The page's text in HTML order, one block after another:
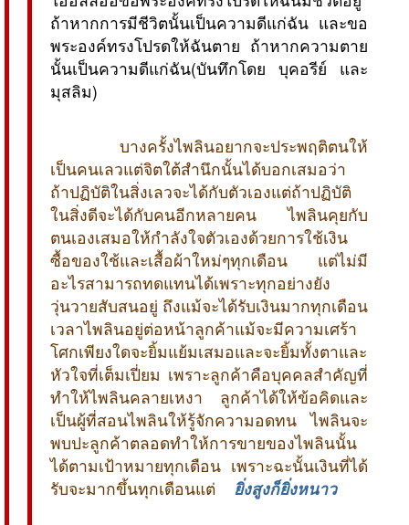
ถ้าหากการมีชีวิตนั้นเป็นความดีแก่ฉัน และขอ
พระองค์ทรงโปรดให้ฉันตาย ถ้าหากความตาย
นั้นเป็นความดีแก่ฉัน(บันทึกโดย บุคอรีย์ และ
มุสลิม)
บางครั้งไพลินอยากจะประพฤติตนให้
เป็นคนเลวแต่จิตใต้สำนึกนั้นได้บอกเสมอว่า
ถ้าปฏิบัติในสิ่งเลวจะได้กับตัวเองแต่ถ้าปฏิบัติ
ในสิ่งดีจะได้กับคนอีกหลายคน ไพลินคุยกับ
ตนเองเสมอให้กำลังใจตัวเองด้วยการใช้เงิน
ซื้อของใช้และเสื้อผ้าใหม่ๆทุกเดือน แต่ไม่มี
อะไรสามารถทดแทนได้เพราะทุกอย่างยัง
วุ่นวายสับสนอยู่ ถึงแม้จะได้รับเงินมากทุกเดือน
เวลาไพลินอยู่ต่อหน้าลูกค้าแม้จะมีความเศร้า
โศกเพียงใดจะยิ้มแย้มเสมอและจะยิ้มทั้งตาและ
หัวใจที่เต็มเปี่ยม เพราะลูกค้าคือบุคคลสำคัญที่
ทำให้ไพลินคลายเหงา ลูกค้าได้ให้ข้อคิดและ
เป็นผู้ที่สอนไพลินให้รู้จักความอดทน ไพลินจะ
พบปะลูกค้าตลอดทำให้การขายของไพลินนั้น
ได้ตามเป้าหมายทุกเดือน เพราะฉะนั้นเงินที่ได้
รับจะมากขึ้นทุกเดือนแต่
ยิ่งสูงก็ยิ่งหนาว 